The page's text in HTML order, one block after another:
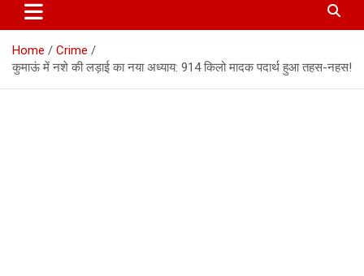
Home
Crime
कुमाऊं में नशे की लड़ाई का नया अध्याय: 914 किलो मादक पदार्थ हुआ तहस-नहस!